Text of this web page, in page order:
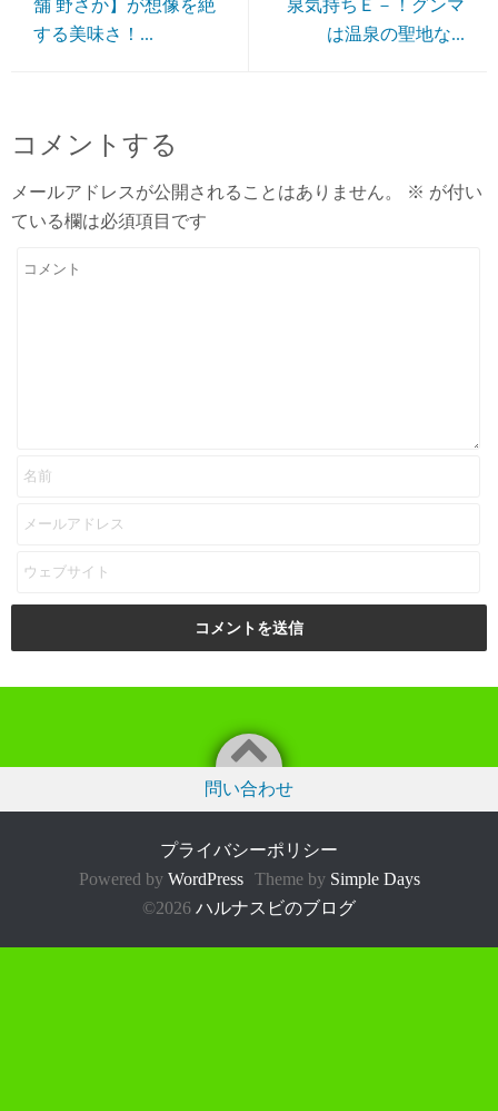
舗 野さか】が想像を絶
する美味さ！...
泉気持ちＥ－！グンマ
は温泉の聖地な...
コメントする
メールアドレスが公開されることはありません。 ※ が付い
ている欄は必須項目です
問い合わせ
プライバシーポリシー
Powered by WordPress Theme by Simple Days
©2026 ハルナスビのブログ